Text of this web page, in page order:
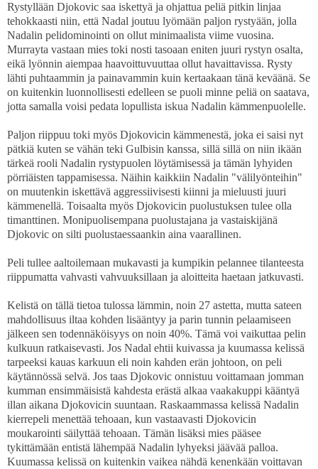
Rystyllään Djokovic saa iskettyä ja ohjattua peliä pitkin linjaa
tehokkaasti niin, että Nadal joutuu lyömään paljon rystyään, jolla
Nadalin pelidominointi on ollut minimaalista viime vuosina.
Murrayta vastaan mies toki nosti tasoaan eniten juuri rystyn osalta,
eikä lyönnin aiempaa haavoittuvuuttaa ollut havaittavissa. Rysty
lähti puhtaammin ja painavammin kuin kertaakaan tänä keväänä. Se
on kuitenkin luonnollisesti edelleen se puoli minne peliä on saatava,
jotta samalla voisi pedata lopullista iskua Nadalin kämmenpuolelle.
Paljon riippuu toki myös Djokovicin kämmenestä, joka ei saisi nyt
pätkiä kuten se vähän teki Gulbisin kanssa, sillä sillä on niin ikään
tärkeä rooli Nadalin rystypuolen löytämisessä ja tämän lyhyiden
pörriäisten tappamisessa. Näihin kaikkiin Nadalin "välilyönteihin"
on muutenkin iskettävä aggressiivisesti kiinni ja mieluusti juuri
kämmenellä. Toisaalta myös Djokovicin puolustuksen tulee olla
timanttinen. Monipuolisempana puolustajana ja vastaiskijänä
Djokovic on silti puolustaessaankin aina vaarallinen.
Peli tullee aaltoilemaan mukavasti ja kumpikin pelannee tilanteesta
riippumatta vahvasti vahvuuksillaan ja aloitteita haetaan jatkuvasti.
Kelistä on tällä tietoa tulossa lämmin, noin 27 astetta, mutta sateen
mahdollisuus iltaa kohden lisääntyy ja parin tunnin pelaamiseen
jälkeen sen todennäköisyys on noin 40%. Tämä voi vaikuttaa pelin
kulkuun ratkaisevasti. Jos Nadal ehtii kuivassa ja kuumassa kelissä
tarpeeksi kauas karkuun eli noin kahden erän johtoon, on peli
käytännössä selvä. Jos taas Djokovic onnistuu voittamaan jomman
kumman ensimmäisistä kahdesta erästä alkaa vaakakuppi kääntyä
illan aikana Djokovicin suuntaan. Raskaammassa kelissä Nadalin
kierrepeli menettää tehoaan, kun vastaavasti Djokovicin
moukarointi säilyttää tehoaan. Tämän lisäksi mies pääsee
tykittämään entistä lähempää Nadalin lyhyeksi jäävää palloa.
Kuumassa kelissä on kuitenkin vaikea nähdä kenenkään voittavan